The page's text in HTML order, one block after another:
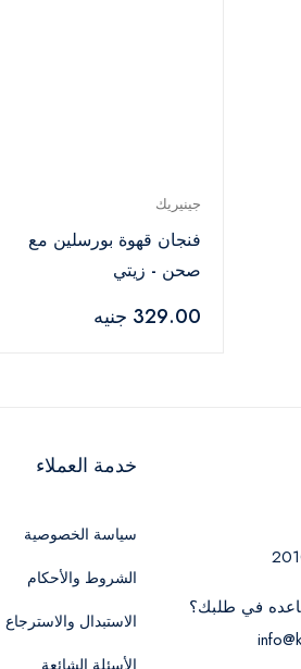
جينيريك
فنجان قهوة بورسلين مع
صحن - زيتي
329.00 جنيه
في طلبك؟
خدمة العملاء
سياسة الخصوصية
الشروط والأحكام
الاستبدال والاسترجاع
الأسئلة الشائعة